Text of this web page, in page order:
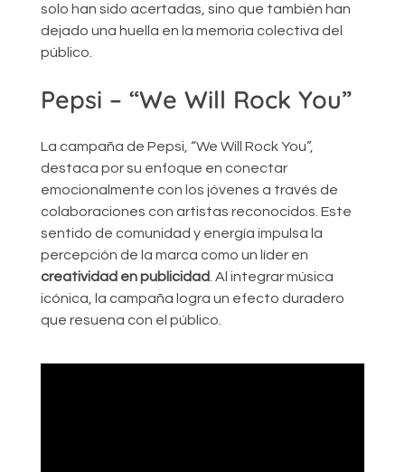
solo han sido acertadas, sino que también han
dejado una huella en la memoria colectiva del
público.
Pepsi – “We Will Rock You”
La campaña de Pepsi, “We Will Rock You”,
destaca por su enfoque en conectar
emocionalmente con los jóvenes a través de
colaboraciones con artistas reconocidos. Este
sentido de comunidad y energía impulsa la
percepción de la marca como un líder en
creatividad en publicidad . Al integrar música
icónica, la campaña logra un efecto duradero
que resuena con el público.